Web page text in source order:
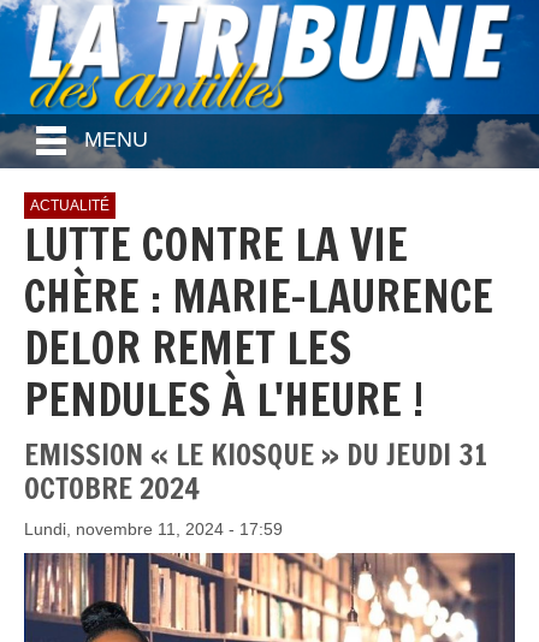
MENU
ACTUALITÉ
LUTTE CONTRE LA VIE
CHÈRE : MARIE-LAURENCE
DELOR REMET LES
PENDULES À L'HEURE !
EMISSION « LE KIOSQUE » DU JEUDI 31
OCTOBRE 2024
Lundi, novembre 11, 2024 - 17:59